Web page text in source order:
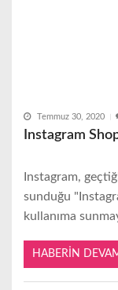
Temmuz 30, 2020
Instagram
Instagram,
sunduğu
kullanıma
HABERIN